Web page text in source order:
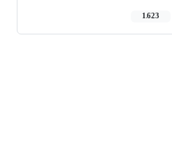
1,623